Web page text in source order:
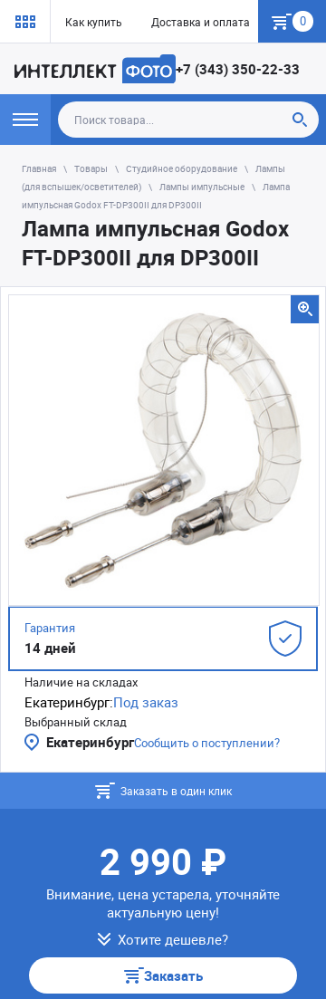
Как купить Доставка и оплата Гарантия
0
+7 (343) 350-22-33
Главная Товары Студийное оборудование
Лампы
(для вспышек/осветителей)
Лампы импульсные
Лампа
импульсная Godox FT-DP300II для DP300II
Лампа импульсная Godox
FT-DP300II для DP300II
Гарантия
14 дней
Наличие на складах
Екатеринбург:Под заказ
Выбранный склад
ЕкатеринбургСообщить о поступлении?
Заказать в один клик
2 990 ₽
Внимание, цена устарела, уточняйте
актуальную цену!
Хотите дешевле?
Заказать